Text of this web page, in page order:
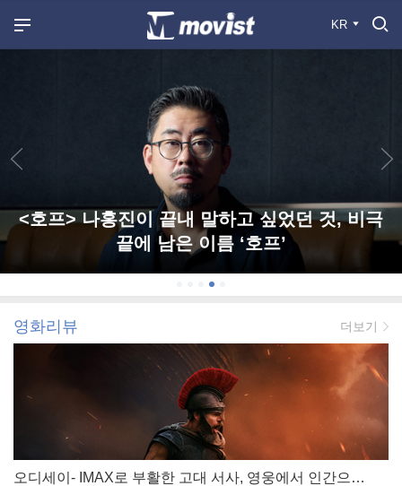
KR
<호프> 나홍진이 끝내 말하고 싶었던 것, 비극
끝에 남은 이름 ‘호프’
영화리뷰 더보기
오디세이- IMAX로 부활한 고대 서사, 영웅에서 인간으로의 귀환 (오락성 9 | 작품성 9)